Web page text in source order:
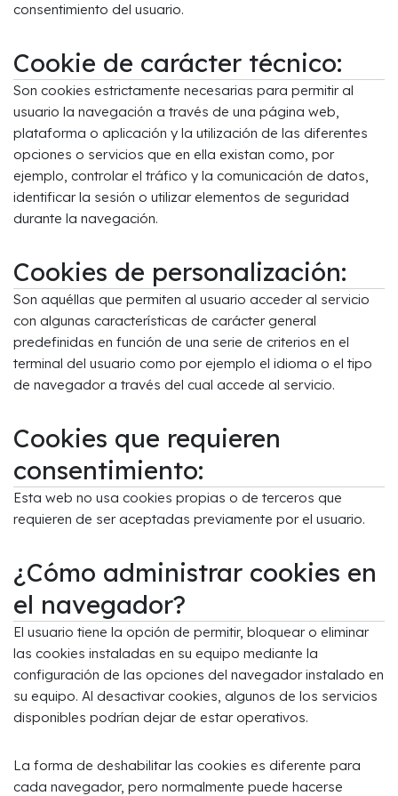
consentimiento del usuario.
Cookie de carácter técnico:
Son cookies estrictamente necesarias para permitir al
usuario la navegación a través de una página web,
plataforma o aplicación y la utilización de las diferentes
opciones o servicios que en ella existan como, por
ejemplo, controlar el tráfico y la comunicación de datos,
identificar la sesión o utilizar elementos de seguridad
durante la navegación.
Cookies de personalización:
Son aquéllas que permiten al usuario acceder al servicio
con algunas características de carácter general
predefinidas en función de una serie de criterios en el
terminal del usuario como por ejemplo el idioma o el tipo
de navegador a través del cual accede al servicio.
Cookies que requieren
consentimiento:
Esta web no usa cookies propias o de terceros que
requieren de ser aceptadas previamente por el usuario.
¿Cómo administrar cookies en
el navegador?
El usuario tiene la opción de permitir, bloquear o eliminar
las cookies instaladas en su equipo mediante la
configuración de las opciones del navegador instalado en
su equipo. Al desactivar cookies, algunos de los servicios
disponibles podrían dejar de estar operativos.
La forma de deshabilitar las cookies es diferente para
cada navegador, pero normalmente puede hacerse